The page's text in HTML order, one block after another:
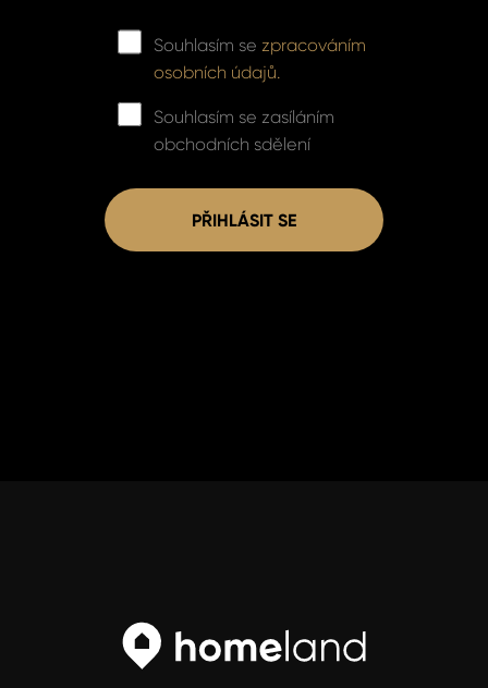
Souhlasím se zpracováním
osobních údajů.
Souhlasím se zasíláním
obchodních sdělení
PŘIHLÁSIT SE